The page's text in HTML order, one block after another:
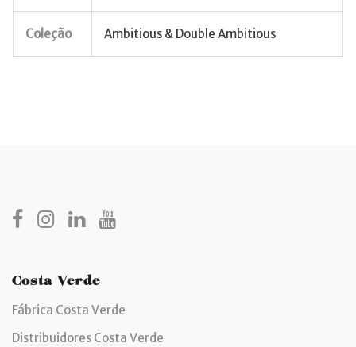
Coleção Ambitious & Double Ambitious
Costa Verde
Fábrica Costa Verde
Distribuidores Costa Verde